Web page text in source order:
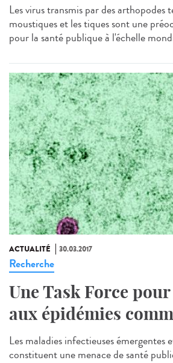
Les virus transmis par des arthopodes
moustiques et les tiques sont une
pour la santé publique à l'échelle
ACTUALITÉ 30.03.2017
Recherche
Une Task Force
aux épidémies
Les maladies infectieuses émergentes
constituent une menace de santé